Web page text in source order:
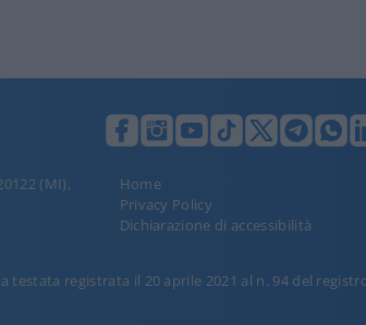
(MI),
Home
Privacy Policy
Dichiarazione di accessibilità
testata registrata il 20 aprile 2021 al n. 94 del